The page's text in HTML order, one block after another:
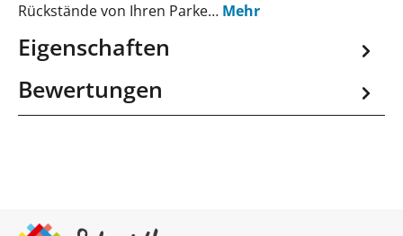
Rückstände von Ihren Parke… Mehr
Eigenschaften
Bewertungen